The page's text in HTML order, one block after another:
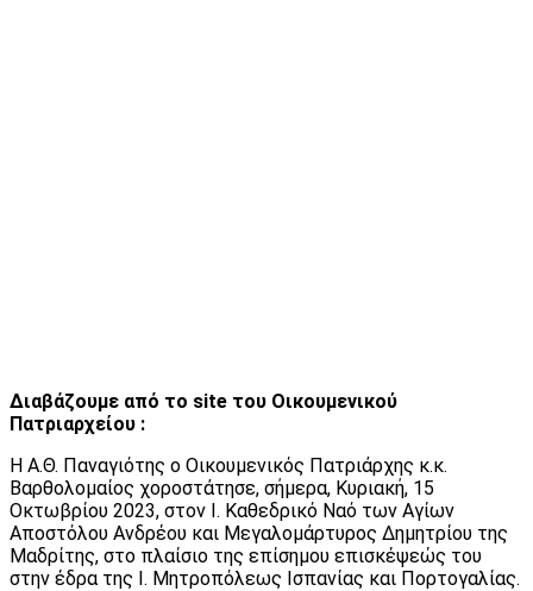
Διαβάζουμε από το site του Οικουμενικού
Πατριαρχείου :
Η Α.Θ. Παναγιότης ο Οικουμενικός Πατριάρχης κ.κ.
Βαρθολομαίος χοροστάτησε, σήμερα, Κυριακή, 15
Οκτωβρίου 2023, στον Ι. Καθεδρικό Ναό των Αγίων
Αποστόλου Ανδρέου και Μεγαλομάρτυρος Δημητρίου της
Μαδρίτης, στο πλαίσιο της επίσημου επισκέψεώς του
στην έδρα της Ι. Μητροπόλεως Ισπανίας και Πορτογαλίας.